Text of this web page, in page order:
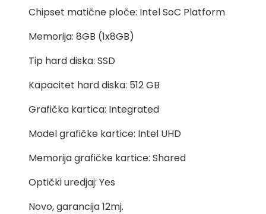
Chipset matične ploče: Intel SoC Platform
Memorija: 8GB (1x8GB)
Tip hard diska: SSD
Kapacitet hard diska: 512 GB
Grafička kartica: Integrated
Model grafičke kartice: Intel UHD
Memorija grafičke kartice: Shared
Optički uredjaj: Yes
Novo, garancija 12mj.